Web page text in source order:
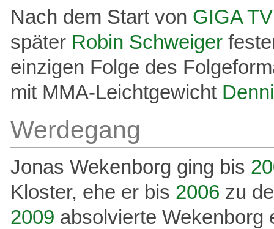
Nach dem Start von GIGA
später Robin Schweiger
einzigen Folge des
mit MMA-Leichtgewicht
Werdegang
Jonas Wekenborg ging bis
Kloster, ehe er bis 2006 zu
2009 absolvierte Wekenborg